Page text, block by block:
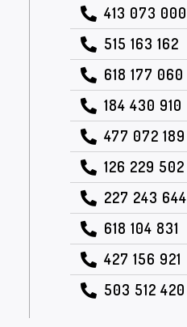
413 073 000
515 163 162
618 177 060
184 430 910
477 072 189
126 229 502
227 243 644
618 104 831
427 156 921
503 512 420